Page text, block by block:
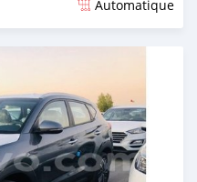
Automatique